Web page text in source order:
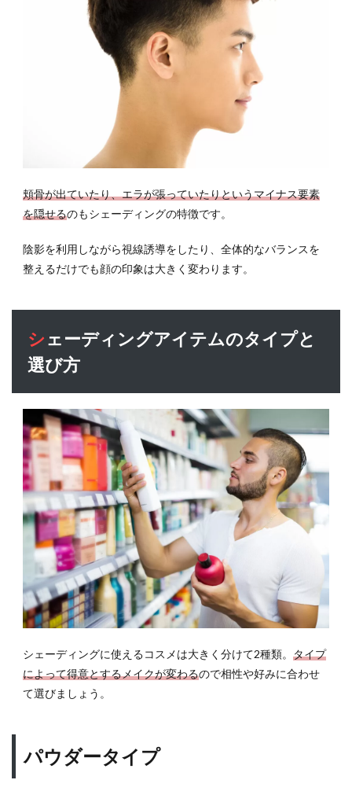
6.2
影が
ない
部分
ディ
を入
れな
い
マッ
サー
ジで
ュラ
ルシ
ェー
ディ
ング
を手
に入
れよ
う
顎・
フェ
イス
ライ
サー
ジ
頬骨が出ていたり、エラが張っていたりというマイナス要素
を隠せるのもシェーディングの特徴です。
陰影を利用しながら視線誘導をしたり、全体的なバランスを
整えるだけでも顔の印象は大きく変わります。
シェーディングアイテムのタイプと
選び方
シェーディングに使えるコスメは大きく分けて2種類。 タイプ
によって得意とするメイクが変わるので相性や好みに合わせ
て選びましょう。
パウダータイプ